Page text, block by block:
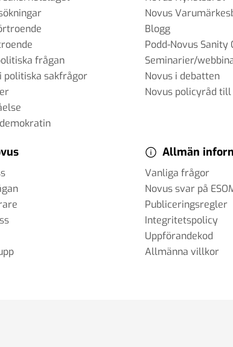
frågan
politiska sakfrågor
Novus
Blogg
Podd-Novus Sanity
Seminarier/
Novus i debatten
Novus policyråd
Allmän
Vanliga frågor
Novus svar på
Publiceringsregler
Integritetspolicy
Uppförandekod
Allmänna villkor